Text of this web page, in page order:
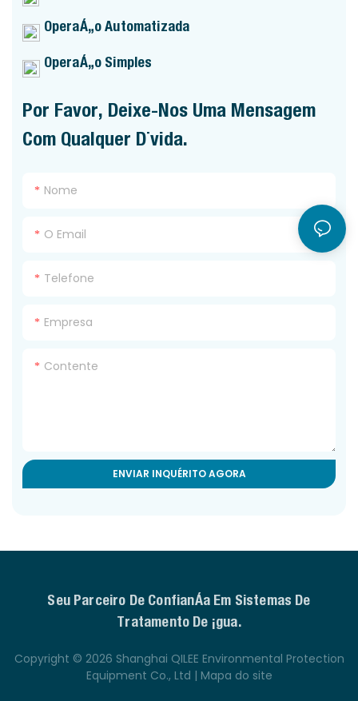
Operação Automatizada
Operação Simples
Por Favor, Deixe-Nos Uma Mensagem
Com Qualquer Dúvida.
Nome
O Email
Telefone
Empresa
Contente
ENVIAR INQUÉRITO AGORA
Seu Parceiro De Confiança Em Sistemas De
Tratamento De Água.
Copyright © 2026 Shanghai QILEE Environmental Protection
Equipment Co., Ltd | Mapa do site